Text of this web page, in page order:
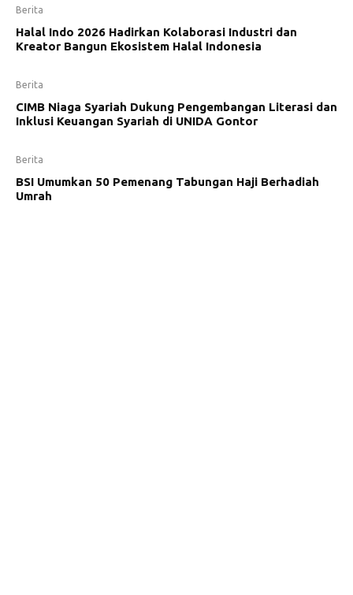
Berita
Halal Indo 2026 Hadirkan Kolaborasi Industri dan
Kreator Bangun Ekosistem Halal Indonesia
Berita
CIMB Niaga Syariah Dukung Pengembangan Literasi dan
Inklusi Keuangan Syariah di UNIDA Gontor
Berita
BSI Umumkan 50 Pemenang Tabungan Haji Berhadiah
Umrah